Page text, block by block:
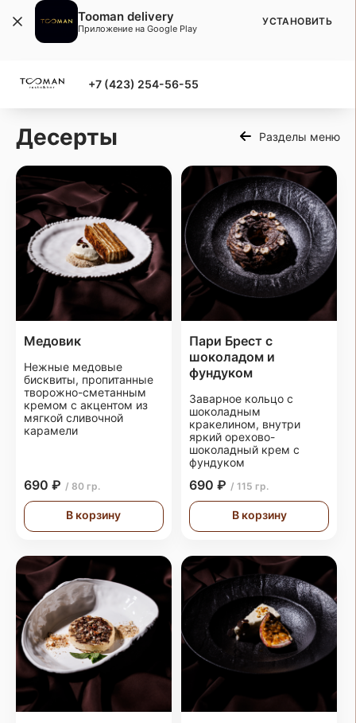
+7 (423) 254-56-55
Десерты Разделы меню
Медовик
Нежные медовые
бисквиты, пропитанные
творожно-сметанным
кремом с акцентом из
мягкой сливочной
карамели
690 ₽ / 80 гр.
В корзину
Пари Брест с
шоколадом и
фундуком
Заварное кольцо с
шоколадным
кракелином, внутри
яркий орехово-
шоколадный крем с
фундуком
690 ₽ / 115 гр.
В корзину
Tooman delivery
Приложение на Google Play
УСТАНОВИТЬ